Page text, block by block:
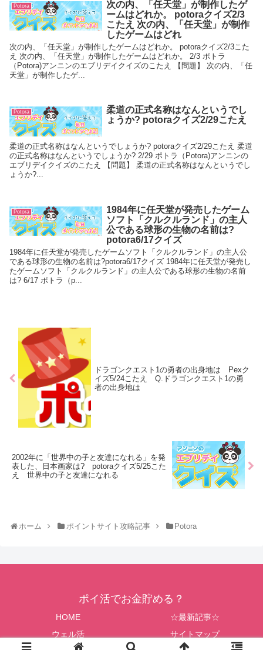
Potora
次の内、「任天堂」が制作したゲ
ームはどれか。 potoraクイズ2/3
こたえ 次の内、「任天堂」が制作
したゲームはどれ
次の内、「任天堂」が制作したゲームはどれか。 potoraクイズ2/3こた
え 次の内、「任天堂」が制作したゲームはどれか。 2/3 ポトラ
（Potora)アンニンのエブリデイクイズのこたえ 【問題】 次の内、「任
天堂」が制作したゲ...
Potora
柔道の正式名称はなんというでし
ょうか? potoraクイズ2/29こたえ
柔道の正式名称はなんというでしょうか? potoraクイズ2/29こたえ 柔道
の正式名称はなんというでしょうか? 2/29 ポトラ（Potora)アンニンの
エブリデイクイズのこたえ 【問題】 柔道の正式名称はなんというでし
ょうか?...
Potora
1984年に任天堂が発売したゲーム
ソフト「クルクルランド」の主人
公である球形の生物の名前は?
potora6/17クイズ
1984年に任天堂が発売したゲームソフト「クルクルランド」の主人公
である球形の生物の名前は?potora6/17クイズ 1984年に任天堂が発売し
たゲームソフト「クルクルランド」の主人公である球形の生物の名前
は? 6/17 ポトラ（p...
ドラゴンクエスト1の勇者の出身地は Pexク
イズ5/24こたえ Q.ドラゴンクエスト1の勇
者の出身地は
2002年に「世界中の子と友達になれる」を発
表した、日本画家は? potoraクイズ5/25こた
え 世界中の子と友達になれる
ホーム ポイントサイト攻略記事 Potora
ポイ活でお金貯める？
HOME
☆最新記事☆
ウェル活
サイトマップ